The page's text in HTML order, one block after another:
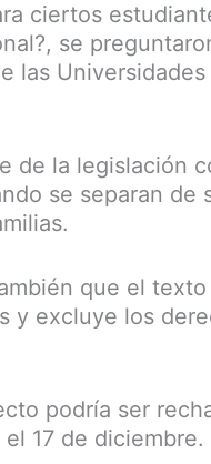
ciertos
se
las Universidades
de la legislación
se separan de
que el texto
y excluye los
podría ser
17 de diciembre.